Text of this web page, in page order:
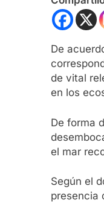
De
de vital
en los
De forma
el mar
Según el
presencia